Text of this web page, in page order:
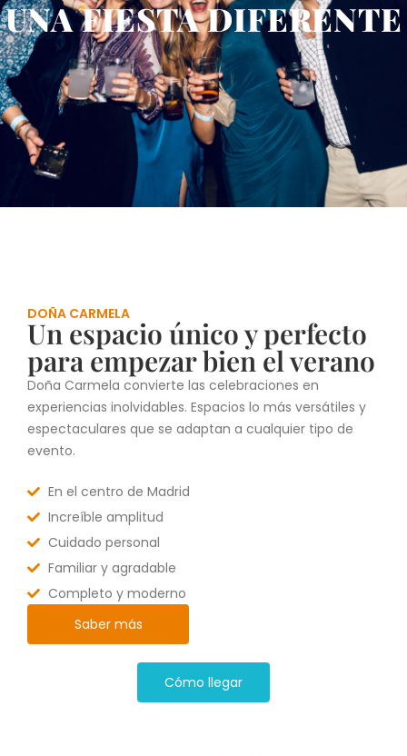
UNA FIESTA DIFERENTE
DOÑA CARMELA
Un espacio único y perfecto
para empezar bien el verano
Doña Carmela convierte las celebraciones en
experiencias inolvidables. Espacios lo más versátiles y
espectaculares que se adaptan a cualquier tipo de
evento.
En el centro de Madrid
Increíble amplitud
Cuidado personal
Familiar y agradable
Completo y moderno
Saber más
Cómo llegar